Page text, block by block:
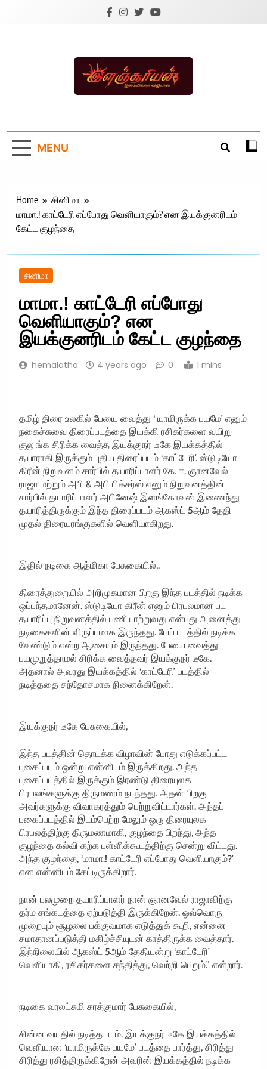
Tamil News |
Health | Tamil
Technology |
Sports News
MENU
Home
சினிமா
மாமா.! காட்டேரி எப்போது வெளியாகும்? என இயக்குனரிடம்
கேட்ட குழந்தை
சினிமா
மாமா.! காட்டேரி எப்போது
வெளியாகும்? என
இயக்குனரிடம் கேட்ட குழந்தை
hemalatha 4 years ago 0 1 mins
தமிழ் திரை உலகில் பேயை வைத்து ‘ யாமிருக்க பயமே’ எனும்
நகைச்சுவை திரைப்படத்தை இயக்கி ரசிகர்களை வயிறு
குலுங்க சிரிக்க வைத்த இயக்குநர் டீகே இயக்கத்தில்
தயாராகி இருக்கும் புதிய திரைப்படம் ‘காட்டேரி’. ஸ்டுடியோ
கிரீன் நிறுவனம் சார்பில் தயாரிப்பாளர் கே. ஈ. ஞானவேல்
ராஜா மற்றும் அபி & அபி பிக்சர்ஸ் எனும் நிறுவனத்தின்
சார்பில் தயாரிப்பாளர் அபினேஷ் இளங்கோவன் இணைந்து
தயாரித்திருக்கும் இந்த திரைப்படம் ஆகஸ்ட் 5ஆம் தேதி
முதல் திரையரங்குகளில் வெளியாகிறது.
இதில் நடிகை ஆத்மிகா பேசுகையில்,.
திரைத்துறையில் அறிமுகமான பிறகு இந்த படத்தில் நடிக்க
ஒப்பந்தமானேன். ஸ்டுடியோ கிரீன் எனும் பிரபலமான பட
தயாரிப்பு நிறுவனத்தில் பணியாற்றுவது என்பது அனைத்து
நடிகைகளின் விருப்பமாக இருந்தது. பேய் படத்தில் நடிக்க
வேண்டும் என்ற ஆசையும் இருந்தது. பேயை வைத்து
பயமுறுத்தாமல் சிரிக்க வைத்தவர் இயக்குநர் டீகே.
அதனால் அவரது இயக்கத்தில் ‘காட்டேரி’ படத்தில்
நடித்ததை சந்தோசமாக நினைக்கிறேன்.
இயக்குநர் டீகே பேசுகையில்,
இந்த படத்தின் தொடக்க விழாவின் போது எடுக்கப்பட்ட
புகைப்படம் ஒன்று என்னிடம் இருக்கிறது. அந்த
புகைப்படத்தில் இருக்கும் இரண்டு திரையுலக
பிரபலங்களுக்கு திருமணம் நடந்தது. அதன் பிறகு
அவர்களுக்கு விவாகரத்தும் பெற்றுவிட்டார்கள். அந்தப்
புகைப்படத்தில் இடம்பெற்ற மேலும் ஒரு திரையுலக
பிரபலத்திற்கு திருமணமாகி, குழந்தை பிறந்து, அந்த
குழந்தை கல்வி கற்க பள்ளிக்கூடத்திற்கு சென்று விட்டது.
அந்த குழந்தை, ‘மாமா.! காட்டேரி எப்போது வெளியாகும்?’
என என்னிடம் கேட்டிருக்கிறார்.
நான் பலமுறை தயாரிப்பாளர் நான் ஞானவேல் ராஜாவிற்கு
தர்ம சங்கடத்தை ஏற்படுத்தி இருக்கிறேன். ஒவ்வொரு
முறையும் சூழலை பக்குவமாக எடுத்துக் கூறி, என்னை
சமாதானப்படுத்தி மகிழ்ச்சியுடன் காத்திருக்க வைத்தார்.
இந்நிலையில் ஆகஸ்ட் 5ஆம் தேதியன்று ‘காட்டேரி’
வெளியாகி, ரசிகர்களை சந்தித்து, வெற்றி பெறும்.” என்றார்.
நடிகை வரலட்சுமி சரத்குமார் பேசுகையில்,
சின்ன வயதில் நடித்த படம். இயக்குநர் டீகே இயக்கத்தில்
வெளியான ‘யாமிருக்கே பயமே’ படத்தை பார்த்து, சிரித்து
சிரித்து ரசித்திருக்கிறேன் அவரின் இயக்கத்தில் நடிக்க